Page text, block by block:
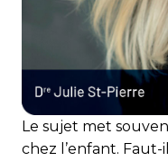
Le sujet met
chez l’en­fant.